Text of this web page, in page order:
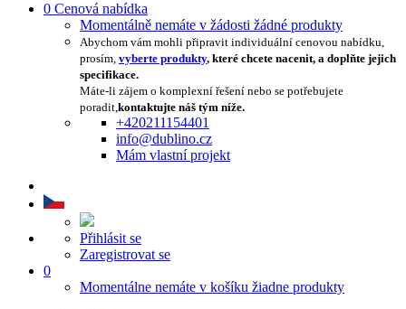
0 Cenová nabídka
Momentálně nemáte v žádosti žádné produkty
Abychom vám mohli připravit individuální cenovou nabídku,
prosím, vyberte produkty, které chcete nacenit, a doplňte jejich
specifikace.
Máte-li zájem o komplexní řešení nebo se potřebujete
poradit,kontaktujte náš tým níže.
+420211154401
info@dublino.cz
Mám vlastní projekt
Přihlásit se
Zaregistrovat se
0
Momentálne nemáte v košíku žiadne produkty